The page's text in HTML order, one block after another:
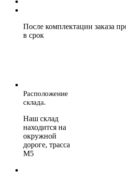
После комплектации заказа
в срок
Расположение
склада.
Наш склад
находится на
окружной
дороге, трасса
М5